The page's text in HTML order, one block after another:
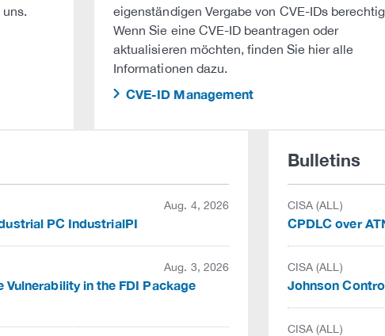
eigenständigen Vergabe von CVE-IDs
Wenn Sie eine CVE-ID beantragen oder
aktualisieren möchten, finden Sie hier alle
Informationen dazu.
CVE-ID Management
Aug. 4, 2026
PC IndustrialPI
Aug. 3, 2026
in the FDI Package
Bulletins
CISA (ALL)
CPDLC over
CISA (ALL)
Johnson
CISA (ALL)